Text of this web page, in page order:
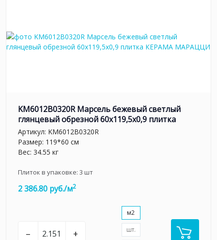
KM6012B0320R Марсель бежевый светлый
глянцевый обрезной 60x119,5x0,9 плитка
Артикул: KM6012B0320R
Размер: 119*60 см
Вес: 34.55 кг
Плиток в упаковке: 3 шт
2 386.80 руб./м2
– +
м2
шт.